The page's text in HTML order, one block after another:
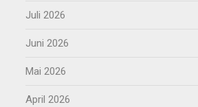
Juli 2026
Juni 2026
Mai 2026
April 2026